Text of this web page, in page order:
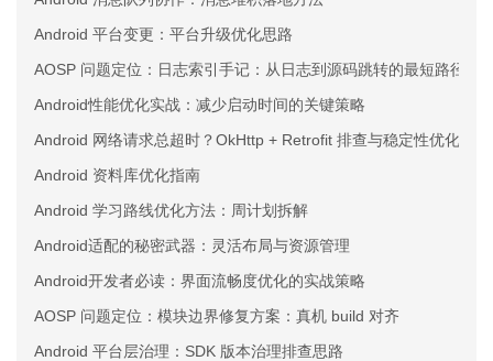
Android 平台变更：平台升级优化思路
AOSP 问题定位：日志索引手记：从日志到源码跳转的最短路径
Android性能优化实战：减少启动时间的关键策略
Android 网络请求总超时？OkHttp + Retrofit 排查与稳定性优化实战
Android 资料库优化指南
Android 学习路线优化方法：周计划拆解
Android适配的秘密武器：灵活布局与资源管理
Android开发者必读：界面流畅度优化的实战策略
AOSP 问题定位：模块边界修复方案：真机 build 对齐
Android 平台层治理：SDK 版本治理排查思路